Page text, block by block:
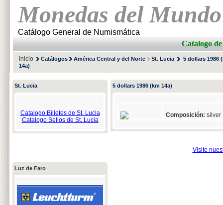
Monedas del Mundo
Catálogo General de Numismática
Catalogo
Inicio Catálogos América Central y del Norte St. Lucia
5 dollars 1986
14a)
St. Lucia
Catalogo Billetes de St. Lucia
Catalogo Sellos de St. Lucia
Luz de Faro
5 dollars 1986 (km 14a)
Composición: silver
Visite